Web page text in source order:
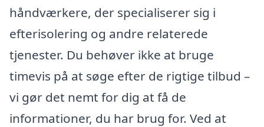
håndværkere, der specialiserer sig i
efterisolering og andre relaterede
tjenester. Du behøver ikke at bruge
timevis på at søge efter de rigtige tilbud –
vi gør det nemt for dig at få de
informationer, du har brug for. Ved at